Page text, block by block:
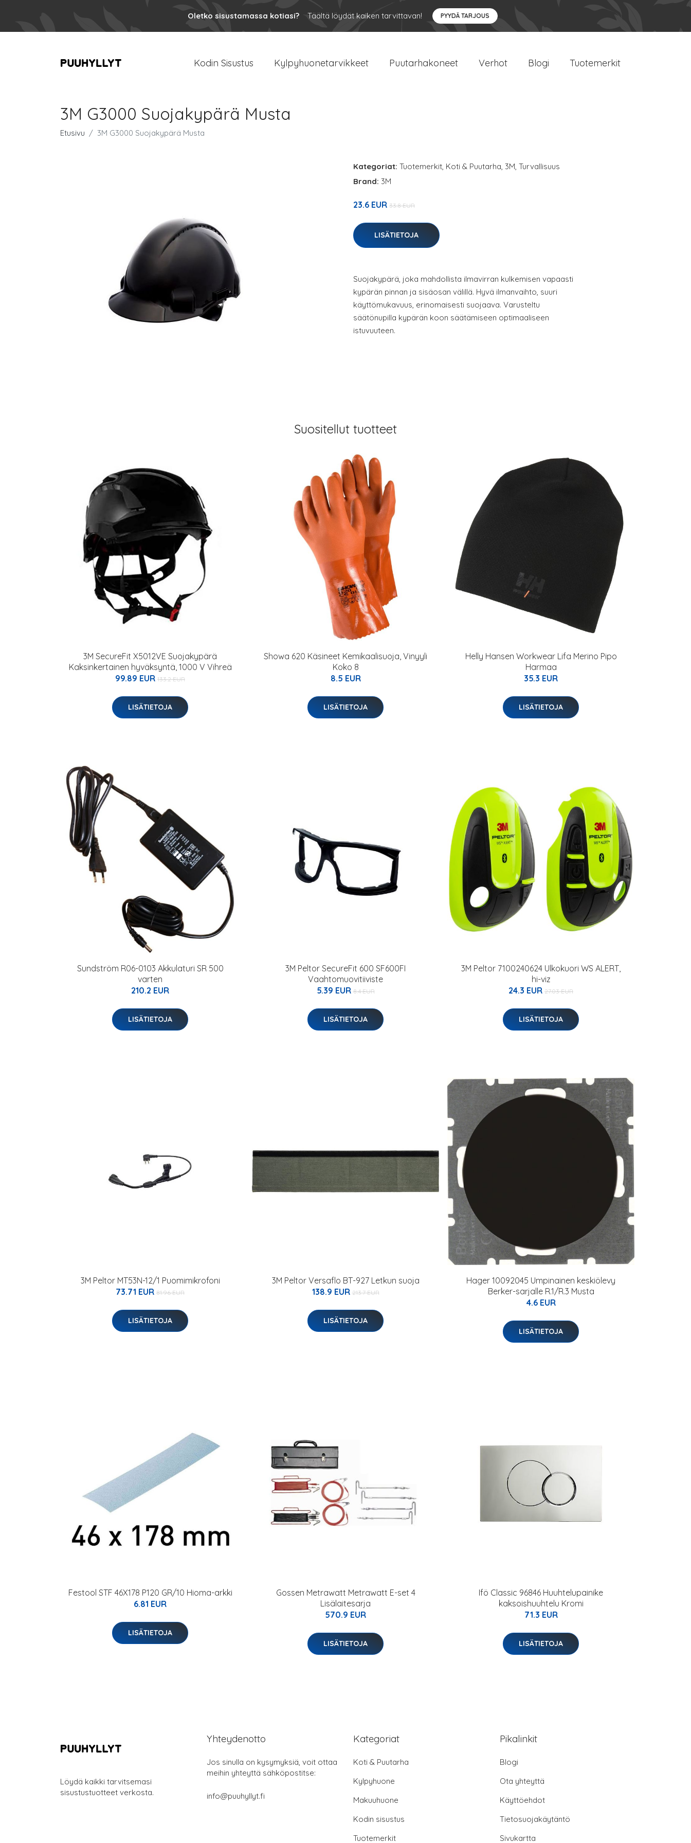
Oletko sisustamassa kotiasi? Täältä löydät kaiken tarvittavan! PYYDÄ TARJOUS
Kodin Sisustus Kylpyhuonetarvikkeet Puutarhakoneet Verhot Blogi Tuotemerkit
3M G3000 Suojakypärä Musta
Etusivu 3M G3000 Suojakypärä Musta
Kategoriat: Tuotemerkit, Koti & Puutarha, 3M, Turvallisuus
Brand: 3M
23.6 EUR 33.8 EUR
LISÄTIETOJA
Suojakypärä, joka mahdollista ilmavirran kulkemisen vapaasti
kypärän pinnan ja sisäosan välillä. Hyvä ilmanvaihto, suuri
käyttömukavuus, erinomaisesti suojaava. Varusteltu
säätönupilla kypärän koon säätämiseen optimaaliseen
istuvuuteen.
Suositellut tuotteet
3M SecureFit X5012VE Suojakypärä
Kaksinkertainen hyväksyntä, 1000 V Vihreä
99.89 EUR 133.2 EUR
LISÄTIETOJA
Showa 620 Käsineet Kemikaalisuoja, Vinyyli
Koko 8
8.5 EUR
LISÄTIETOJA
Helly Hansen Workwear Lifa Merino Pipo
Harmaa
35.3 EUR
LISÄTIETOJA
Sundström R06-0103 Akkulaturi SR 500
varten
210.2 EUR
LISÄTIETOJA
3M Peltor SecureFit 600 SF600FI
Vaahtomuovitiiviste
5.39 EUR 8.4 EUR
LISÄTIETOJA
3M Peltor 7100240624 Ulkokuori WS ALERT,
hi-viz
24.3 EUR 27.03 EUR
LISÄTIETOJA
3M Peltor MT53N-12/1 Puomimikrofoni
73.71 EUR 81.96 EUR
LISÄTIETOJA
3M Peltor Versaflo BT-927 Letkun suoja
138.9 EUR 213.7 EUR
LISÄTIETOJA
Hager 10092045 Umpinainen keskiölevy
Berker-sarjalle R.1/R.3 Musta
4.6 EUR
LISÄTIETOJA
Festool STF 46X178 P120 GR/10 Hioma-arkki
6.81 EUR
LISÄTIETOJA
Gossen Metrawatt Metrawatt E-set 4
Lisälaitesarja
570.9 EUR
LISÄTIETOJA
Ifö Classic 96846 Huuhtelupainike
kaksoishuuhtelu Kromi
71.3 EUR
LISÄTIETOJA
Löydä kaikki tarvitsemasi
sisustustuotteet verkosta.
Yhteydenotto
Jos sinulla on kysymyksiä, voit ottaa
meihin yhteyttä sähköpostitse:
info@puuhyllyt.fi
Kategoriat
Koti & Puutarha
Kylpyhuone
Makuuhuone
Kodin sisustus
Tuotemerkit
Pikalinkit
Blogi
Ota yhteyttä
Käyttöehdot
Tietosuojakäytäntö
Sivukartta